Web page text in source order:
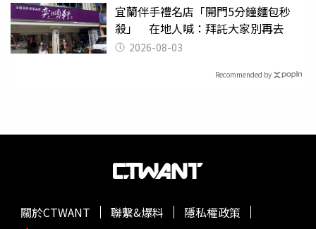
宜蘭伴手禮名店「開門5分鐘麵包秒
殺」 在地人喊：拜託大家別再去
2026-08-03
Recommended by
關於CTWANT 聯繫&爆料
隱私權政策